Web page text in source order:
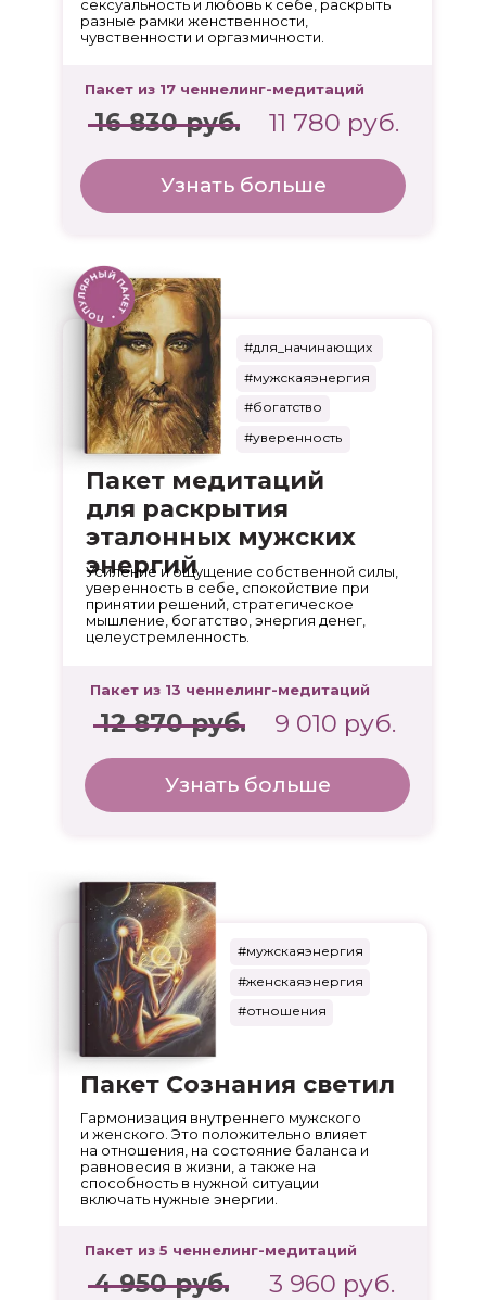
#для_начинающих
#мужскаяэнергия
#богатство
Пакет медитаций
для раскрытия
эталонных мужских
энергий
12 870 руб. 9 010 руб.
Усиление и ощущение собственной силы,
уверенность в себе, спокойствие при
принятии решений, стратегическое
мышление, богатство, энергия денег,
целеустремленность.
Пакет из 13 ченнелинг-медитаций
Узнать больше
#уверенность
16 830 руб. 11 780 руб.
сексуальность и любовь к себе, раскрыть
разные рамки женственности,
чувственности и оргазмичности.
Пакет из 17 ченнелинг-медитаций
Узнать больше
#мужскаяэнергия
#женскаяэнергия
#отношения
Пакет Сознания светил
4 950 руб. 3 960 руб.
Гармонизация внутреннего мужского
и женского. Это положительно влияет
на отношения, на состояние баланса и
равновесия в жизни, а также на
способность в нужной ситуации
включать нужные энергии.
Пакет из 5 ченнелинг-медитаций